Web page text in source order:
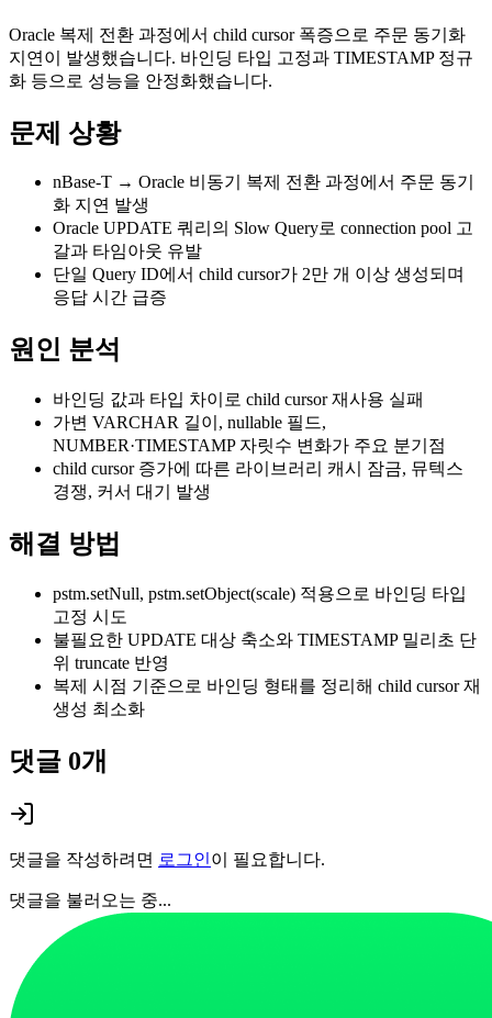
Oracle 복제 전환 과정에서 child cursor 폭증으로 주문 동기화
지연이 발생했습니다. 바인딩 타입 고정과 TIMESTAMP 정규
화 등으로 성능을 안정화했습니다.
문제 상황
nBase-T → Oracle 비동기 복제 전환 과정에서 주문 동기
화 지연 발생
Oracle UPDATE 쿼리의 Slow Query로 connection pool 고
갈과 타임아웃 유발
단일 Query ID에서 child cursor가 2만 개 이상 생성되며
응답 시간 급증
원인 분석
바인딩 값과 타입 차이로 child cursor 재사용 실패
가변 VARCHAR 길이, nullable 필드,
NUMBER·TIMESTAMP 자릿수 변화가 주요 분기점
child cursor 증가에 따른 라이브러리 캐시 잠금, 뮤텍스
경쟁, 커서 대기 발생
해결 방법
pstm.setNull, pstm.setObject(scale) 적용으로 바인딩 타입
고정 시도
불필요한 UPDATE 대상 축소와 TIMESTAMP 밀리초 단
위 truncate 반영
복제 시점 기준으로 바인딩 형태를 정리해 child cursor 재
생성 최소화
댓글 0개
댓글을 작성하려면 로그인이 필요합니다.
댓글을 불러오는 중...